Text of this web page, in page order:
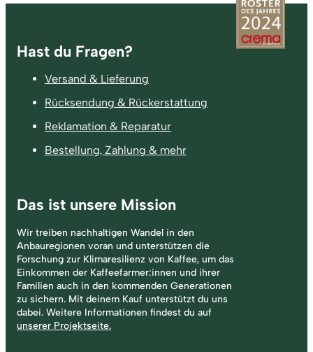
Fußzeile
Hast du Fragen?
Versand & Lieferung
Rücksendung & Rückerstattung
Reklamation & Reparatur
Bestellung, Zahlung & mehr
Das ist unsere Mission
Wir treiben nachhaltigen Wandel in den
Anbauregionen voran und unterstützen die
Forschung zur Klimaresilienz von Kaffee, um das
Einkommen der Kaffeefarmer:innen und ihrer
Familien auch in den kommenden Generationen
zu sichern. Mit deinem Kauf unterstützt du uns
dabei. Weitere Informationen findest du auf
unserer Projektseite.